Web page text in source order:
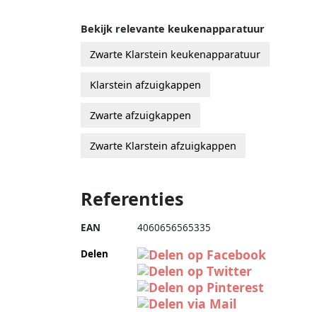
Bekijk relevante keukenapparatuur
Zwarte Klarstein keukenapparatuur
Klarstein afzuigkappen
Zwarte afzuigkappen
Zwarte Klarstein afzuigkappen
Referenties
EAN 4060656565335
Delen